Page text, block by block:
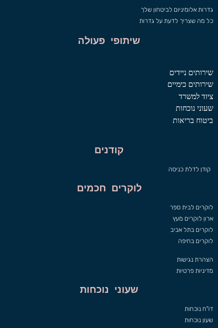
גדרות אלומיניום לביטחון שלך
כל מה שצריך לדעת על גדרות
שיתופי פעולה
שירותים ניידים
שירותים כימיים
ציוד למשרד
שעוני נוכחות
ביטוח בריאות
קודנים
קודן לדלת כניסה
לוקרים חכמים
לוקרים לבית ספר
ארון לוקרים מעץ
לוקרים בתל אביב
לוקרים בחיפה
הצהרת נגישות
מדיניות פרטיות
שעוני נוכחות
דו"ח נוכחות
שעון נוכחות